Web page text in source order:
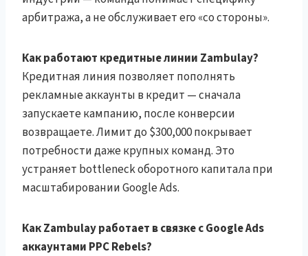
арбитража, а не обслуживает его «со стороны».
Как работают кредитные линии Zambulay?
Кредитная линия позволяет пополнять
рекламные аккаунты в кредит — сначала
запускаете кампанию, после конверсии
возвращаете. Лимит до $300,000 покрывает
потребности даже крупных команд. Это
устраняет bottleneck оборотного капитала при
масштабировании Google Ads.
Как Zambulay работает в связке с Google Ads
аккаунтами PPC Rebels?